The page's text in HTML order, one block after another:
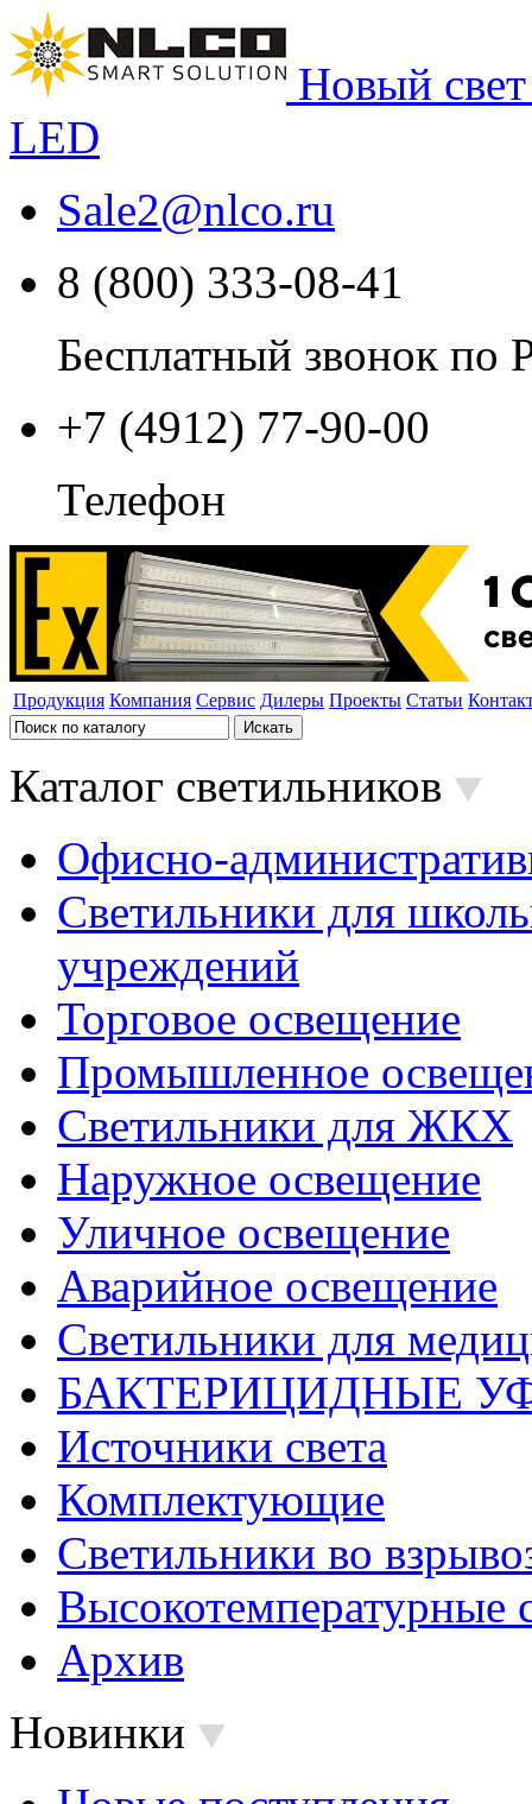
Новый
LED
Sale2@nlco.ru
8 (800) 333-08-41
Бесплатный звонок по
+7 (4912) 77-90-00
Телефон
Продукция Компания Сервис Дилеры Проекты Статьи
Каталог светильников
Офисно-
Светильники для
учреждений
Торговое освещение
Промышленное
Светильники для ЖКХ
Наружное освещение
Уличное освещение
Аварийное освещение
Светильники для
БАКТЕРИЦИДНЫЕ
Источники света
Комплектующие
Светильники во
Высокотемпературные
Архив
Новинки